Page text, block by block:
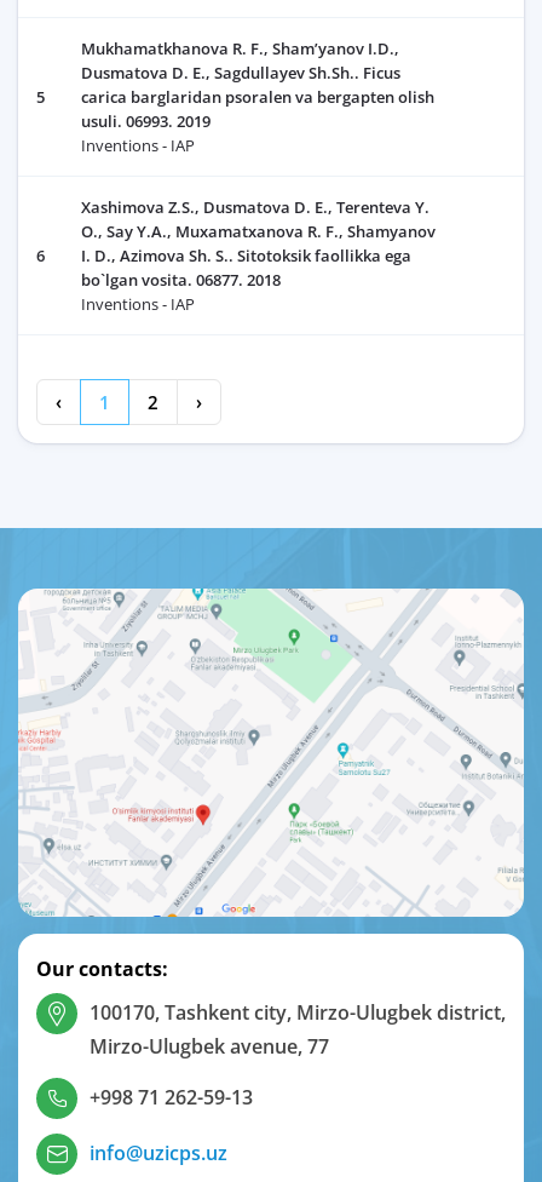
5
Mukhamatkhanova R. F., Sham’yanov I.D.,
Dusmatova D. E., Sagdullayev Sh.Sh.. Ficus
carica barglaridan psoralen va bergapten olish
usuli. 06993. 2019
Inventions - IAP
6
Xashimova Z.S., Dusmatova D. E., Terenteva Y.
O., Say Y.A., Muxamatxanova R. F., Shamyanov
I. D., Azimova Sh. S.. Sitotoksik faollikka ega
bo`lgan vosita. 06877. 2018
Inventions - IAP
‹ 1 2 ›
Our contacts:
100170, Tashkent city, Mirzo-Ulugbek district,
Mirzo-Ulugbek avenue, 77
+998 71 262-59-13
info@uzicps.uz